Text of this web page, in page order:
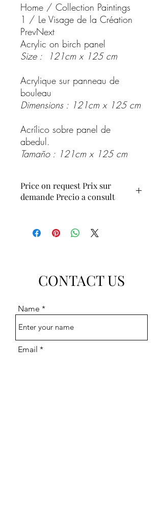
Home / Collection Paintings
1 / Le Visage de la Création
PrevNext
Acrylic on birch panel
Size : 121cm x 125 cm
Acrylique sur panneau de
bouleau
Dimensions : 121cm x 125 cm
Acrílico sobre panel de
abedul.
Tamaño : 121cm x 125 cm
Price on request Prix sur
demande Precio a consult
CONTACT US
Name
Email